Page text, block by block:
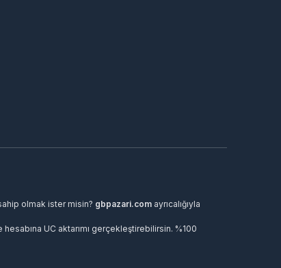
olmak ister misin? gbpazari.com ayrıcalığıyla
UC aktarımı gerçekleştirebilirsin. %100